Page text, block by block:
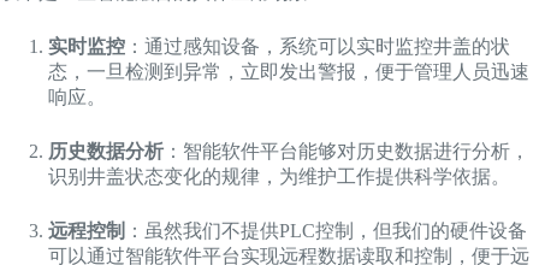
实时监控 ：通过感知设备，系统可以实时监控井盖的状
态，一旦检测到异常，立即发出警报，便于管理人员迅速
响应。
历史数据分析 ：智能软件平台能够对历史数据进行分析，
识别井盖状态变化的规律，为维护工作提供科学依据。
远程控制 ：虽然我们不提供PLC控制，但我们的硬件设备
可以通过智能软件平台实现远程数据读取和控制，便于远